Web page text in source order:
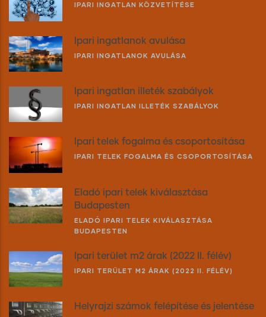
IPARI INGATLAN KÖZVETÍTÉSE
Ipari ingatlanok avulása
IPARI INGATLANOK AVULÁSA
Ipari ingatlan illeték szabályok
IPARI INGATLAN ILLETÉK SZABÁLYOK
Ipari telek fogalma és csoportosítása
IPARI TELEK FOGALMA ÉS CSOPORTOSÍTÁSA
Eladó ipari telek kiválasztása
Budapesten
ELADÓ IPARI TELEK KIVÁLASZTÁSA
BUDAPESTEN
Ipari terület m2 árak (2022 II. félév)
IPARI TERÜLET M2 ÁRAK (2022 II. FÉLÉV)
Helyrajzi számok felépítése és jelentése